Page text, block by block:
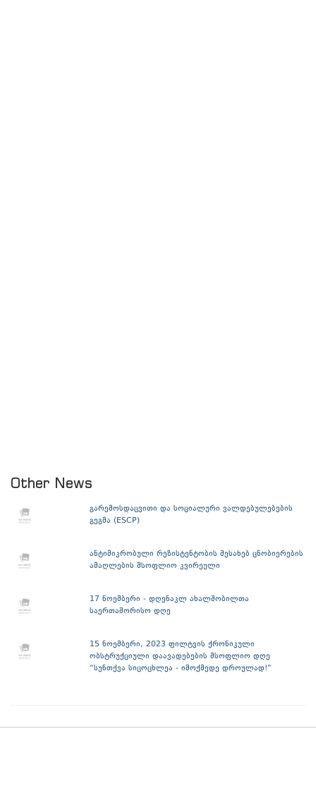
Other News
გარემოსდაცვითი და სოციალური ვალდებულებების
გეგმა (ESCP)
ანტიმიკრობული რეზისტენტობის შესახებ ცნობიერების
ამაღლების მსოფლიო კვირეული
17 ნოემბერი - დღენაკლ ახალშობილთა
საერთაშორისო დღე
15 ნოემბერი, 2023 ფილტვის ქრონიკული
ობსტრუქციული დაავადებების მსოფლიო დღე
“სუნთქვა სიცოცხლეა - იმოქმედე დროულად!”